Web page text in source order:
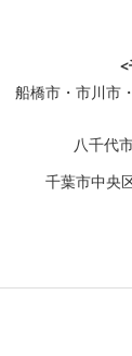
船橋市・市川市
八千代
千葉市中央